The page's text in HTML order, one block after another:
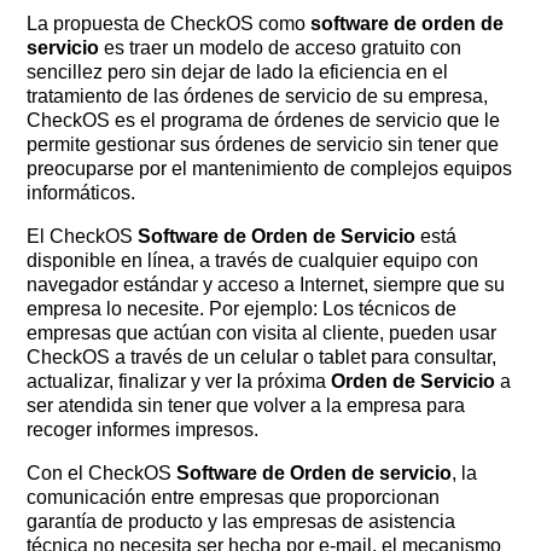
La propuesta de CheckOS comosoftware de orden de
servicio es traer un modelo de acceso gratuito con
sencillez pero sin dejar de lado la eficiencia en el
tratamiento de las órdenes de servicio de su empresa,
CheckOS es el programa de órdenes de servicio que le
permite gestionar sus órdenes de servicio sin tener que
preocuparse por el mantenimiento de complejos equipos
informáticos.
El CheckOSSoftware de Orden de Servicio está
disponible en línea, a través de cualquier equipo con
navegador estándar y acceso a Internet, siempre que su
empresa lo necesite. Por ejemplo: Los técnicos de
empresas que actúan con visita al cliente, pueden usar
CheckOS a través de un celular o tablet para consultar,
actualizar, finalizar y ver la próximaOrden de Servicio a
ser atendida sin tener que volver a la empresa para
recoger informes impresos.
Con el CheckOSSoftware de Orden de servicio, la
comunicación entre empresas que proporcionan
garantía de producto y las empresas de asistencia
técnica no necesita ser hecha por e-mail, el mecanismo